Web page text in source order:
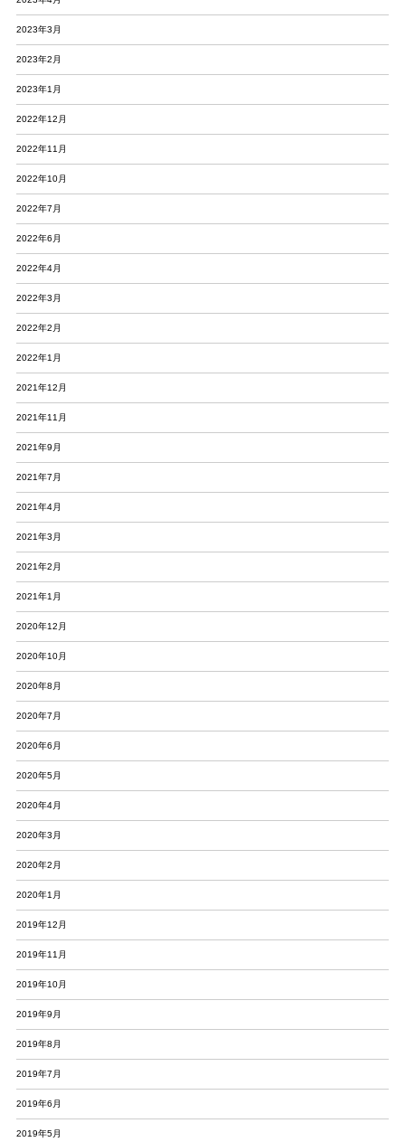
2023年3月
2023年2月
2023年1月
2022年12月
2022年11月
2022年10月
2022年7月
2022年6月
2022年4月
2022年3月
2022年2月
2022年1月
2021年12月
2021年11月
2021年9月
2021年7月
2021年4月
2021年3月
2021年2月
2021年1月
2020年12月
2020年10月
2020年8月
2020年7月
2020年6月
2020年5月
2020年4月
2020年3月
2020年2月
2020年1月
2019年12月
2019年11月
2019年10月
2019年9月
2019年8月
2019年7月
2019年6月
2019年5月